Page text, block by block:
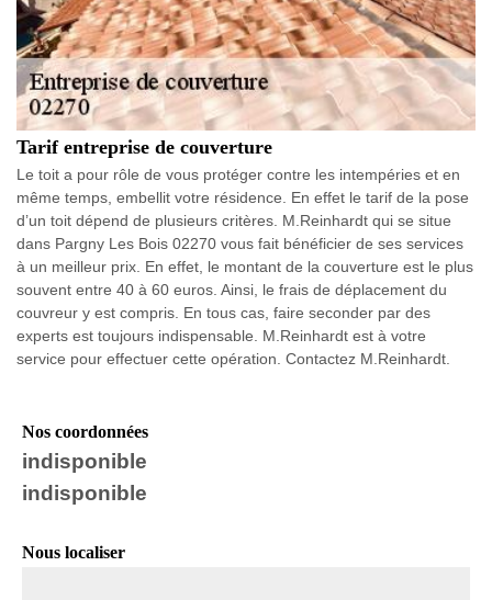
Tarif entreprise de couverture
Le toit a pour rôle de vous protéger contre les intempéries et en
même temps, embellit votre résidence. En effet le tarif de la pose
d’un toit dépend de plusieurs critères. M.Reinhardt qui se situe
dans Pargny Les Bois 02270 vous fait bénéficier de ses services
à un meilleur prix. En effet, le montant de la couverture est le plus
souvent entre 40 à 60 euros. Ainsi, le frais de déplacement du
couvreur y est compris. En tous cas, faire seconder par des
experts est toujours indispensable. M.Reinhardt est à votre
service pour effectuer cette opération. Contactez M.Reinhardt.
Nos coordonnées
indisponible
indisponible
Nous localiser